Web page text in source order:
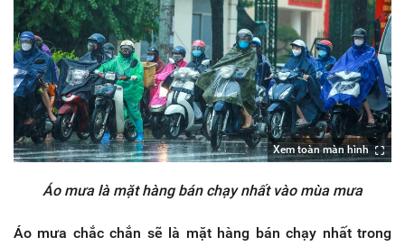
Xem toàn màn hình
Áo mưa là mặt hàng bán chạy nhất vào mùa mưa
Áo mưa chắc chắn sẽ là mặt hàng bán chạy nhất trong